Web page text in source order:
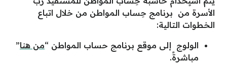
الأسرة من برنامج حِساب المواطن من خلال اتباع
الخطوات التالية:
الولوج إلى موقع برنامج حساب المواطن “من هنا”
مباشرةً.